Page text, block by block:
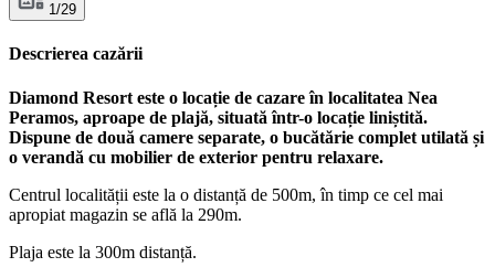
1/29
Descrierea cazării
Diamond Resort este o locație de cazare în localitatea Nea
Peramos, aproape de plajă, situată într-o locație liniștită.
Dispune de două camere separate, o bucătărie complet utilată și
o verandă cu mobilier de exterior pentru relaxare.
Centrul localității este la o distanță de 500m, în timp ce cel mai
apropiat magazin se află la 290m.
Plaja este la 300m distanță.